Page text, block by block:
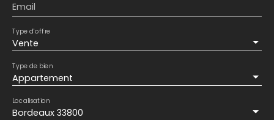
Email
Vente
Type d'offre
Appartement
Type de bien
Bordeaux 33800
Localisation